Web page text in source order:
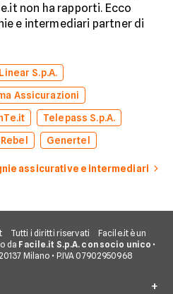
non ha rapporti. Ecco
e intermediari partner di
S.p.A.
Assicurazioni
Telepass S.p.A.
Genertel
assicurative e intermediari
Tutti i diritti riservati
Facile.it è un
da Facile.it S.p.A. con socio unico •
Milano • P.IVA 07902950968